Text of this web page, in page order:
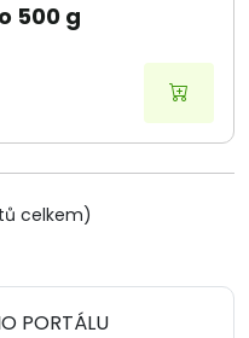
500 g
celkem)
PORTÁLU